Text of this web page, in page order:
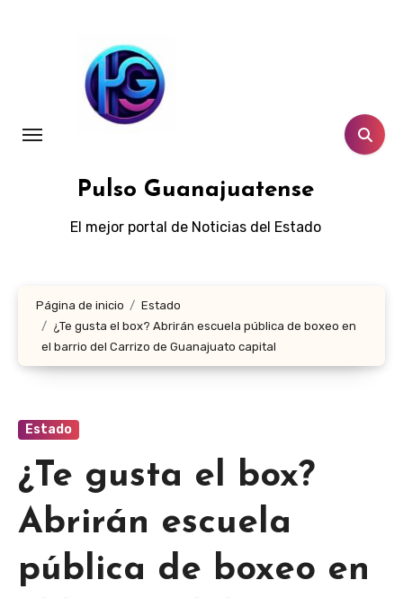
Pulso Guanajuatense
El mejor portal de Noticias del Estado
Página de inicio
Estado
¿Te gusta el box? Abrirán escuela pública de boxeo en
el barrio del Carrizo de Guanajuato capital
Estado
¿Te gusta el box?
Abrirán escuela
pública de boxeo en